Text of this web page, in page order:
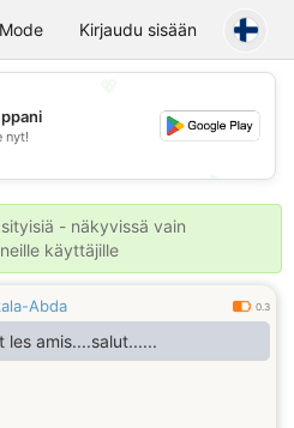
Mode Kirjaudu sisään
💕
nyt!
- näkyvissä vain
käyttäjille
Abda 0.3
les amis....salut......